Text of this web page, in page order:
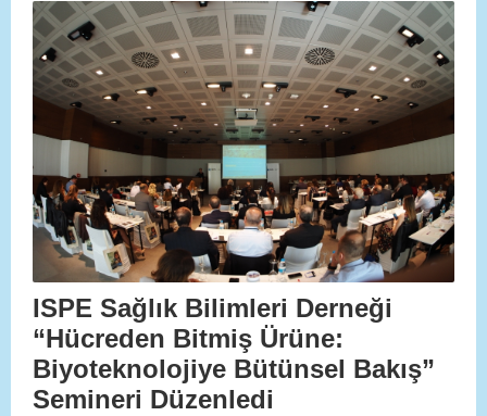
ISPE Sağlık Bilimleri Derneği
“Hücreden Bitmiş Ürüne:
Biyoteknolojiye Bütünsel Bakış”
Semineri Düzenledi